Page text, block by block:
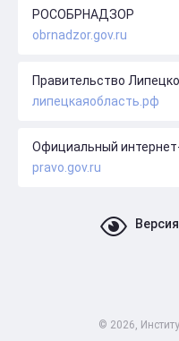
РОСОБРНАДЗОР
obrnadzor.gov.ru
Правительство
липецкаяобласть.рф
Официальный
pravo.gov.ru
© 2026,